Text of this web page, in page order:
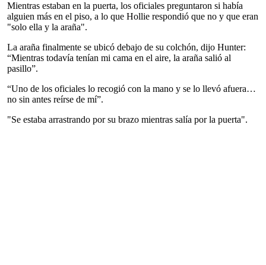
Mientras estaban en la puerta, los oficiales preguntaron si había
alguien más en el piso, a lo que Hollie respondió que no y que eran
"solo ella y la araña".
La araña finalmente se ubicó debajo de su colchón, dijo Hunter:
“Mientras todavía tenían mi cama en el aire, la araña salió al
pasillo”.
“Uno de los oficiales lo recogió con la mano y se lo llevó afuera…
no sin antes reírse de mí”.
"Se estaba arrastrando por su brazo mientras salía por la puerta".